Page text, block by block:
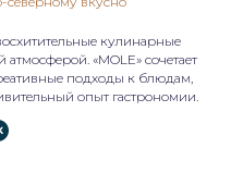
кулинарные
«MOLE» сочетает
подходы к блюдам,
опыт гастрономии.